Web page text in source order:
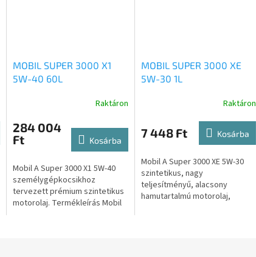
MOBIL SUPER 3000 X1
5W-40 60L
Raktáron
284 004
Ft
Kosárba
Mobil A Super 3000 X1 5W-40
személygépkocsikhoz
tervezett prémium szintetikus
motorolaj. Termékleírás Mobil
MOBIL SUPER 3000 XE
5W-30 1L
Raktáron
7 448 Ft Kosárba
Mobil A Super 3000 XE 5W-30
szintetikus, nagy
teljesítményű, alacsony
hamutartalmú motorolaj,